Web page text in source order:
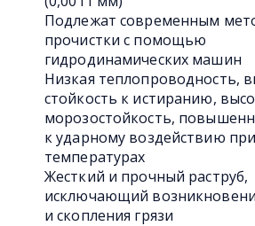
Подлежат современным
прочистки с помощью
гидродинамических машин
Низкая теплопроводность,
стойкость к истиранию,
морозостойкость,
к ударному воздействию
температурах
Жесткий и прочный раструб,
исключающий
и скопления грязи